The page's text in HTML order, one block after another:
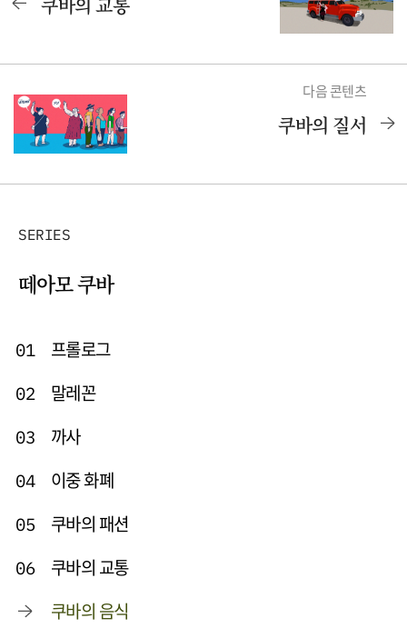
다음 콘텐츠
쿠바의 질서
SERIES
떼아모 쿠바
01 프롤로그
02 말레꼰
03 까사
04 이중 화폐
05 쿠바의 패션
06
쿠바의 교통
쿠바의 음식